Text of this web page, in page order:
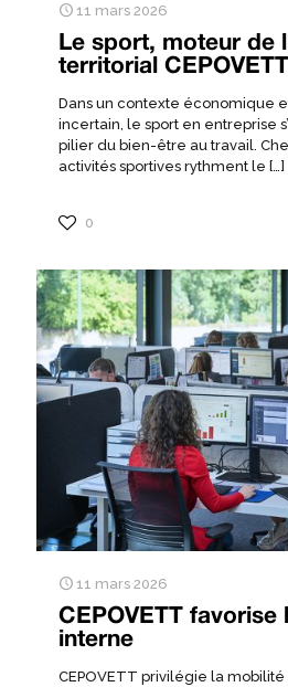
11 mars 2026
Le sport, moteur de
territorial CEPOVETT
Dans un contexte économique
incertain, le sport en entreprise
pilier du bien-être au travail.
activités sportives rythment le […]
0
11 mars 2026
CEPOVETT favorise
interne
CEPOVETT privilégie la